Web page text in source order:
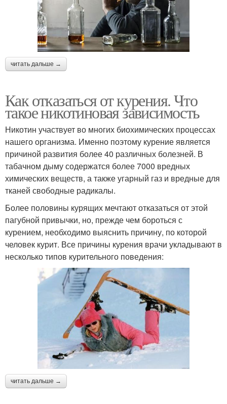
читать дальше →
Как отказаться от курения. Что
такое никотиновая зависимость
Никотин участвует во многих биохимических процессах
нашего организма. Именно поэтому курение является
причиной развития более 40 различных болезней. В
табачном дыму содержатся более 7000 вредных
химических веществ, а также угарный газ и вредные для
тканей свободные радикалы.
Более половины курящих мечтают отказаться от этой
пагубной привычки, но, прежде чем бороться с
курением, необходимо выяснить причину, по которой
человек курит. Все причины курения врачи укладывают в
несколько типов курительного поведения:
читать дальше →